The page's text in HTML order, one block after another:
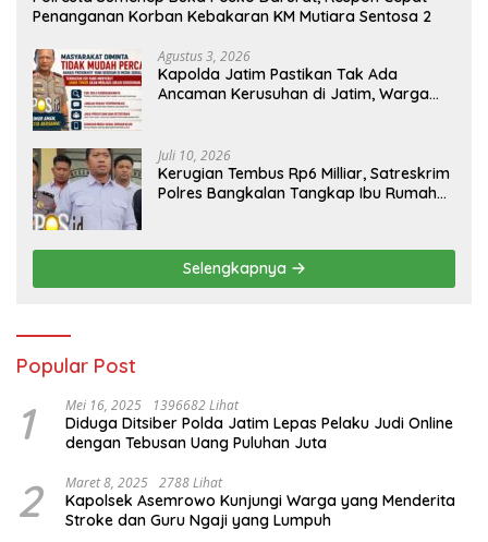
Penanganan Korban Kebakaran KM Mutiara Sentosa 2
Agustus 3, 2026
Kapolda Jatim Pastikan Tak Ada
Ancaman Kerusuhan di Jatim, Warga
Juli 10, 2026
Kerugian Tembus Rp6 Milliar, Satreskrim
Polres Bangkalan Tangkap Ibu Rumah
Selengkapnya
Popular Post
1 Mei 16, 2025 1396682 Lihat
Diduga Ditsiber Polda Jatim Lepas Pelaku Judi Online
dengan Tebusan Uang Puluhan Juta
2 Maret 8, 2025 2788 Lihat
Kapolsek Asemrowo Kunjungi Warga yang Menderita
Stroke dan Guru Ngaji yang Lumpuh